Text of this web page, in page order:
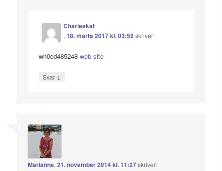
Charleskat
,18. marts 2017 kl. 03:59skriver:
wh0cd485248web site
Svar ↓
Marianne,21. november 2014 kl. 11:27skriver: